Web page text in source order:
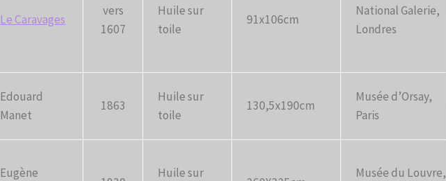
Le Caravages
vers
1607
Huile sur
toile
91x106cm
National Galerie,
Londres
Edouard
Manet
1863
Huile sur
toile
130,5x190cm
Musée d’Orsay,
Paris
Eugène Huile sur Musée du Louvre,